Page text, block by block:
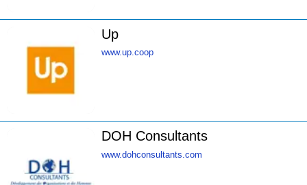
Up
www.up.coop
DOH Consultants
www.dohconsultants.com